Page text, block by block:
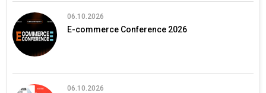
06.10.2026
E-commerce Conference 2026
06.10.2026